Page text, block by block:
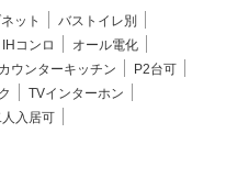
ット
バストイレ別
IHコンロ
オール電化
カウンターキッチン
P2台可
TVインターホン
人入居可